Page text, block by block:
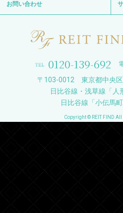
お問い合わせ
0120-139-692
〒103-0012 東京都中央区
日比谷線・浅草線「人
日比谷線「小伝馬
Copyright © REIT FIND All